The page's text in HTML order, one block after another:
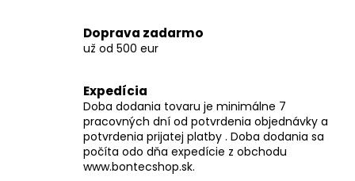
Doprava zadarmo
už od 500 eur
Expedícia
Doba dodania tovaru je minimálne 7
pracovných dní od potvrdenia objednávky a
potvrdenia prijatej platby . Doba dodania sa
počíta odo dňa expedície z obchodu
www.bontecshop.sk.